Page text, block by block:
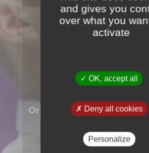
Orientation
and gives you
over what you
activate
OK, accept all
Deny all cookies
Personalize